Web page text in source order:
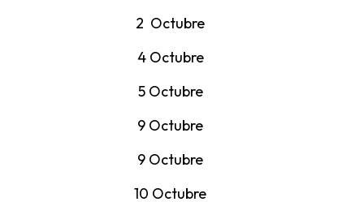
2 Octubre
4 Octubre
5 Octubre
9 Octubre
9 Octubre
10 Octubre